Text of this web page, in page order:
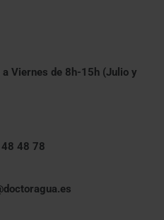
Viernes de 8h-15h (Julio y
48 78